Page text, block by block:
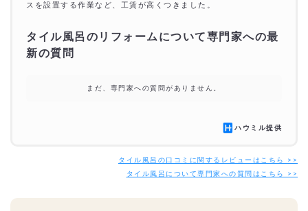
スを設置する作業など、工賃が高くつきました。
タイル風呂のリフォームについて専門家への最
新の質問
まだ、専門家への質問がありません。
ハウミル提供
タイル風呂の口コミに関するレビューはこちら >>
タイル風呂について専門家への質問はこちら >>